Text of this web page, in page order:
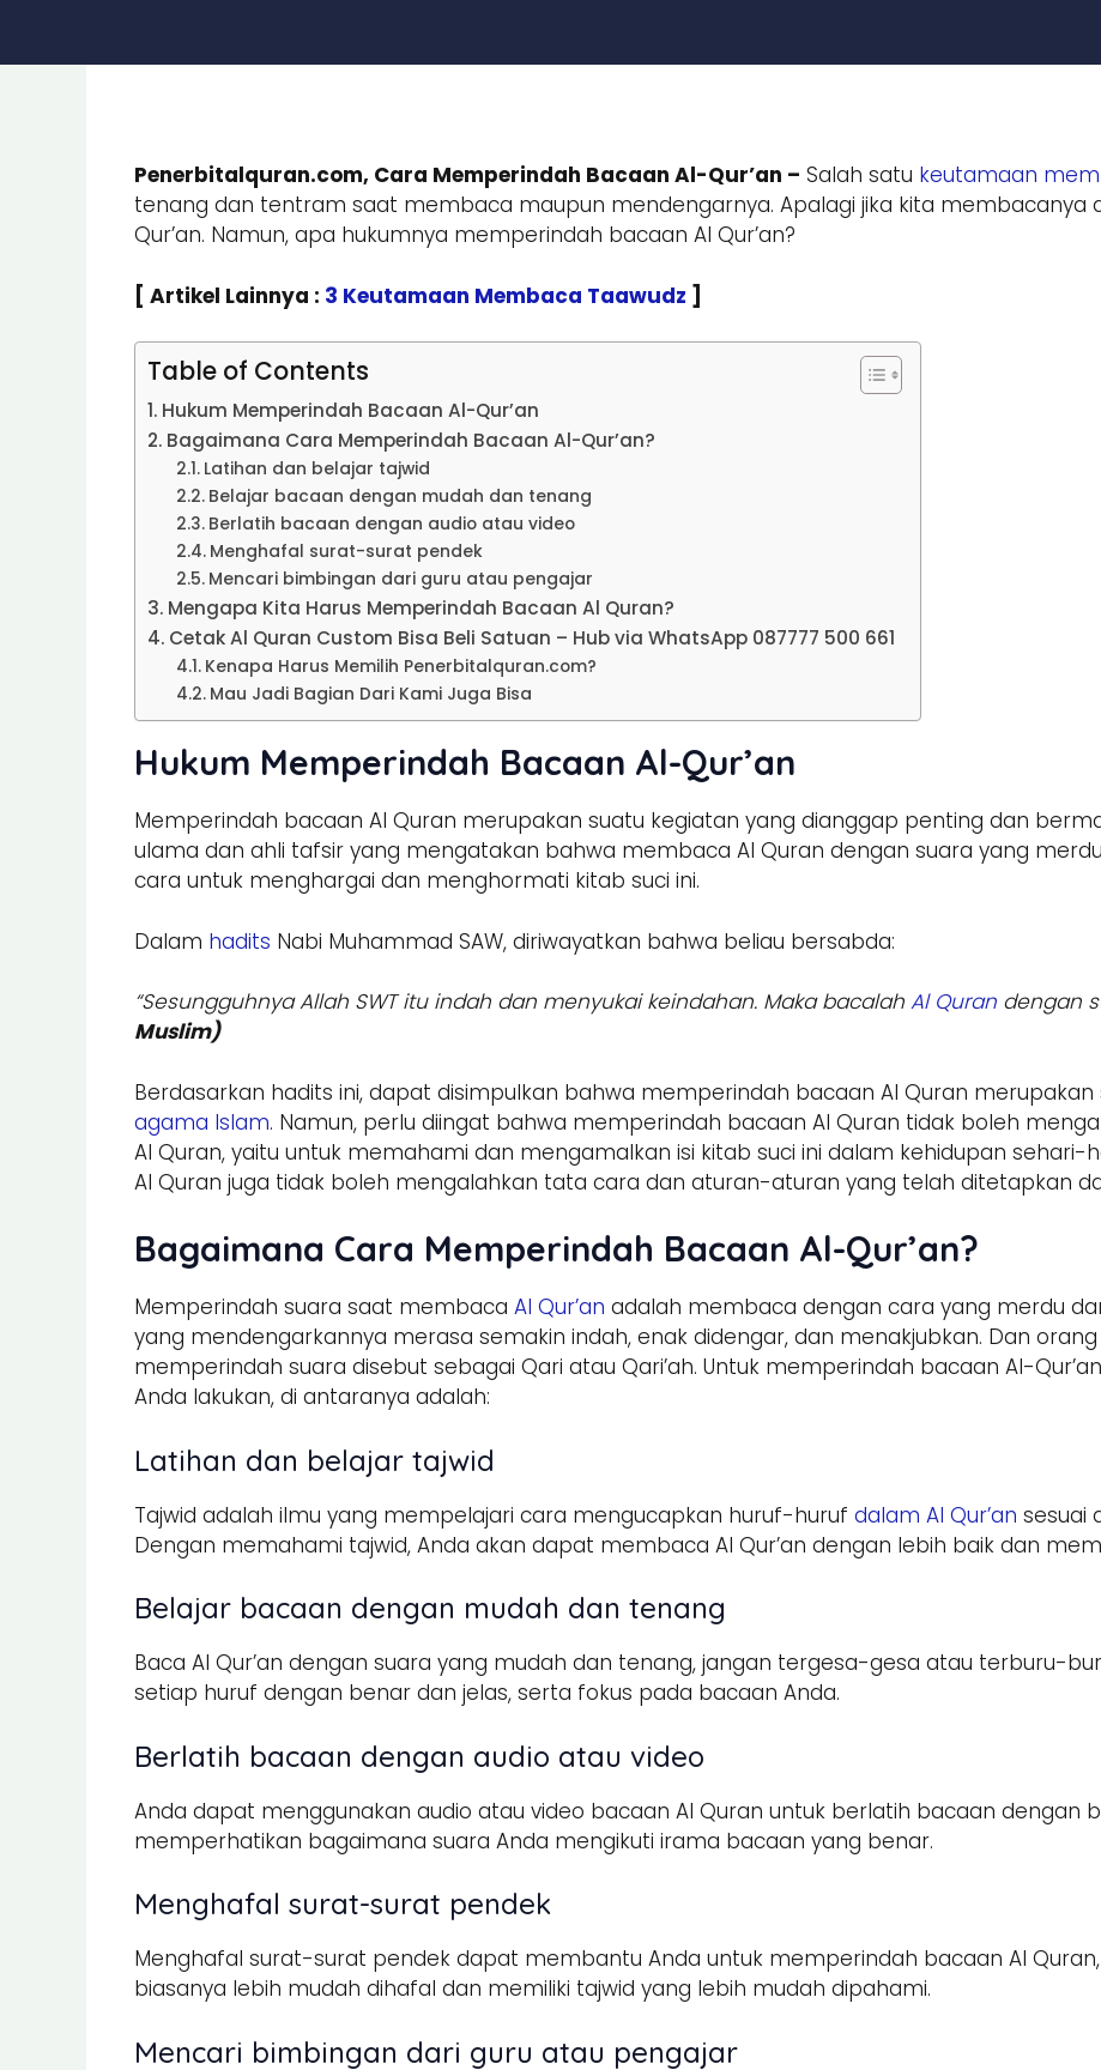
Penerbitalquran.com, Cara Memperindah Bacaan Al-Qur’an – Salah satu keutamaan
tenang dan tentram saat membaca maupun mendengarnya. Apalagi jika kita membacanya
Qur’an. Namun, apa hukumnya memperindah bacaan Al Qur’an?
[ Artikel Lainnya : 3 Keutamaan Membaca Taawudz ]
Table of Contents
Hukum Memperindah Bacaan Al-Qur’an
Bagaimana Cara Memperindah Bacaan Al-Qur’an?
Latihan dan belajar tajwid
Belajar bacaan dengan mudah dan tenang
Berlatih bacaan dengan audio atau video
Menghafal surat-surat pendek
Mencari bimbingan dari guru atau pengajar
Mengapa Kita Harus Memperindah Bacaan Al Quran?
Cetak Al Quran Custom Bisa Beli Satuan – Hub via WhatsApp 087777 500 661
Kenapa Harus Memilih Penerbitalquran.com?
Mau Jadi Bagian Dari Kami Juga Bisa
Hukum Memperindah Bacaan Al-Qur’an
Memperindah bacaan Al Quran merupakan suatu kegiatan yang dianggap penting dan
ulama dan ahli tafsir yang mengatakan bahwa membaca Al Quran dengan suara yang
cara untuk menghargai dan menghormati kitab suci ini.
Dalam hadits Nabi Muhammad SAW, diriwayatkan bahwa beliau bersabda:
“Sesungguhnya Allah SWT itu indah dan menyukai keindahan. Maka bacalah Al Quran dengan
Muslim)
Berdasarkan hadits ini, dapat disimpulkan bahwa memperindah bacaan Al Quran
agama Islam. Namun, perlu diingat bahwa memperindah bacaan Al Quran tidak boleh
Al Quran, yaitu untuk memahami dan mengamalkan isi kitab suci ini dalam kehidupan sehari-
Al Quran juga tidak boleh mengalahkan tata cara dan aturan-aturan yang telah ditetapkan
Bagaimana Cara Memperindah Bacaan Al-Qur’an?
Memperindah suara saat membaca Al Qur’an adalah membaca dengan cara yang merdu
yang mendengarkannya merasa semakin indah, enak didengar, dan menakjubkan. Dan
memperindah suara disebut sebagai Qari atau Qari’ah. Untuk memperindah bacaan Al-
Anda lakukan, di antaranya adalah:
Latihan dan belajar tajwid
Tajwid adalah ilmu yang mempelajari cara mengucapkan huruf-huruf dalam Al Qur’an sesuai
Dengan memahami tajwid, Anda akan dapat membaca Al Qur’an dengan lebih baik dan
Belajar bacaan dengan mudah dan tenang
Baca Al Qur’an dengan suara yang mudah dan tenang, jangan tergesa-gesa atau terburu-
setiap huruf dengan benar dan jelas, serta fokus pada bacaan Anda.
Berlatih bacaan dengan audio atau video
Anda dapat menggunakan audio atau video bacaan Al Quran untuk berlatih bacaan dengan
memperhatikan bagaimana suara Anda mengikuti irama bacaan yang benar.
Menghafal surat-surat pendek
Menghafal surat-surat pendek dapat membantu Anda untuk memperindah bacaan Al
biasanya lebih mudah dihafal dan memiliki tajwid yang lebih mudah dipahami.
Mencari bimbingan dari guru atau pengajar